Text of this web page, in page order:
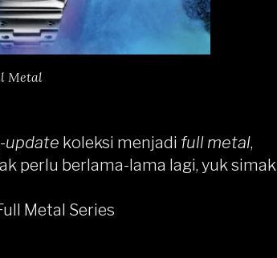
Metal
update koleksi menjadi full metal,
perlu berlama-lama lagi, yuk simak
Metal Series